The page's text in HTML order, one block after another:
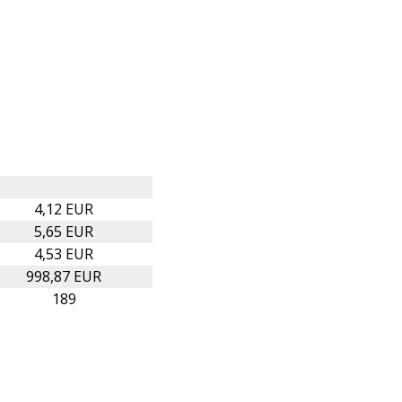
4,12 EUR
5,65 EUR
4,53 EUR
998,87 EUR
189